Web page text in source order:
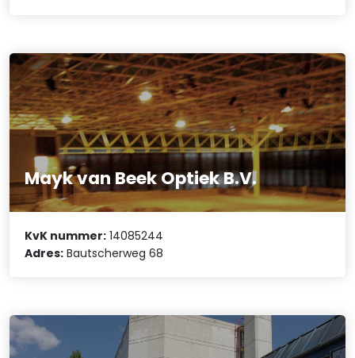
Mayk van Beek Optiek B.V.
KvK nummer: 14085244
Adres: Bautscherweg 68